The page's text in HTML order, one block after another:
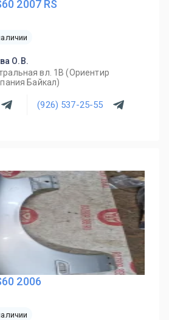
2007 RS
О.В.
вл. 1В (Ориентир
Байкал)
(926) 537-25-55
2006